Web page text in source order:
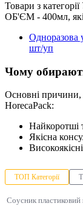
одноразові
Товари з
ОБ'ЄМ - 400мл, які
Одноразова
шт/уп
Чому
Основні причини,
HorecaPack:
Найкоротші
Якісна
ТОП Категорії
Соусник пластиковий